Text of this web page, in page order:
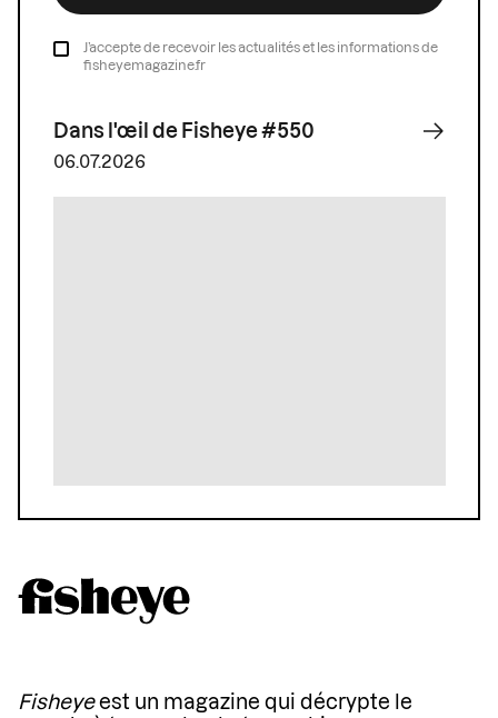
J’accepte de recevoir les actualités et les informations de
fisheyemagazine.fr
Dans l'œil de Fisheye #550
06.07.2026
Fisheyeest un magazine qui décrypte le